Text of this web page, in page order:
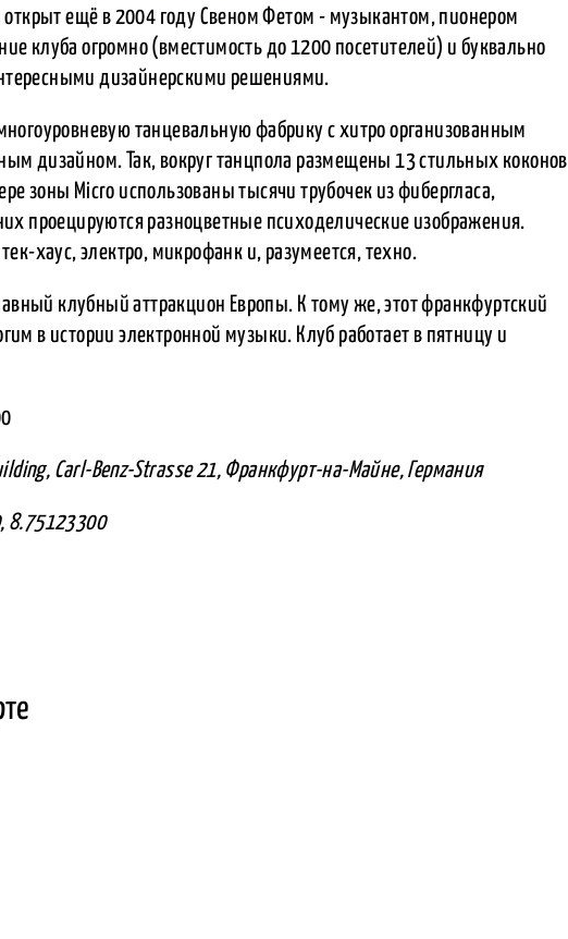
открыт ещё в 2004 году Свеном Фетом - музыкантом, пионером
клуба огромно (вместимость до 1200 посетителей) и буквально
дизайнерскими решениями.
танцевальную фабрику с хитро организованным
дизайном. Так, вокруг танцпола размещены 13 стильных коконов
зоны Micro использованы тысячи трубочек из фибергласа,
проецируются разноцветные психоделические изображения.
хаус, электро, микрофанк и, разумеется, техно.
клубный аттракцион Европы. К тому же, этот франкфуртский
в истории электронной музыки. Клуб работает в пятницу и
Carl-Benz-Strasse 21, Франкфурт-на-Майне, Германия
8.75123300